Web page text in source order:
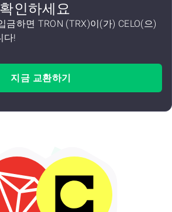
인하세요
금하면 TRON (TRX)이(가) CELO(으)
다!
지금 교환하기